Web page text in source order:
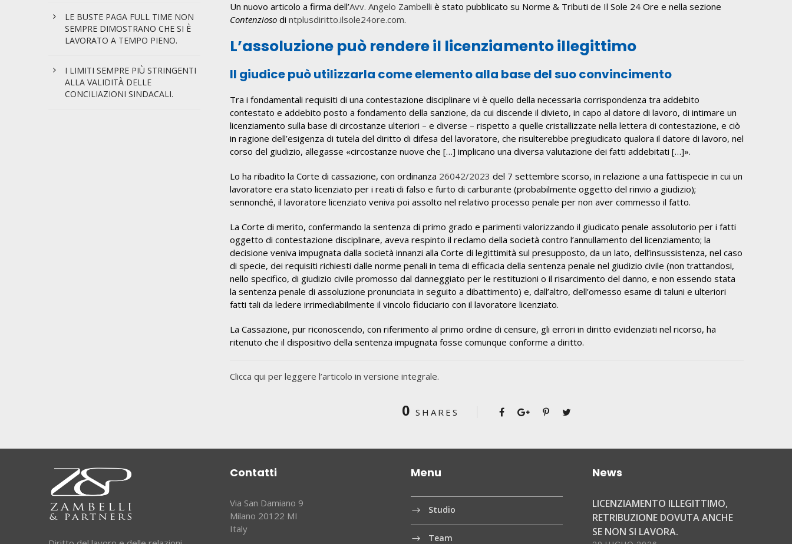
Un nuovo articolo a firma dell’Avv. Angelo Zambelli è stato pubblicato su Norme & Tributi de Il Sole 24 Ore e nella sezione
Contenziosodi ntplusdiritto.ilsole24ore.com.
L’assoluzione può rendere il licenziamento illegittimo
Il giudice può utilizzarla come elemento alla base del suo convincimento
Tra i fondamentali requisiti di una contestazione disciplinare vi è quello della necessaria corrispondenza tra addebito
contestato e addebito posto a fondamento della sanzione, da cui discende il divieto, in capo al datore di lavoro, di intimare un
licenziamento sulla base di circostanze ulteriori – e diverse – rispetto a quelle cristallizzate nella lettera di contestazione, e ciò
in ragione dell’esigenza di tutela del diritto di difesa del lavoratore, che risulterebbe pregiudicato qualora il datore di lavoro, nel
corso del giudizio, allegasse «circostanze nuove che […] implicano una diversa valutazione dei fatti addebitati […]».
Lo ha ribadito la Corte di cassazione, con ordinanza 26042/2023 del 7 settembre scorso, in relazione a una fattispecie in cui un
lavoratore era stato licenziato per i reati di falso e furto di carburante (probabilmente oggetto del rinvio a giudizio);
sennonché, il lavoratore licenziato veniva poi assolto nel relativo processo penale per non aver commesso il fatto.
La Corte di merito, confermando la sentenza di primo grado e parimenti valorizzando il giudicato penale assolutorio per i fatti
oggetto di contestazione disciplinare, aveva respinto il reclamo della società contro l’annullamento del licenziamento; la
decisione veniva impugnata dalla società innanzi alla Corte di legittimità sul presupposto, da un lato, dell’insussistenza, nel caso
di specie, dei requisiti richiesti dalle norme penali in tema di efficacia della sentenza penale nel giudizio civile (non trattandosi,
nello specifico, di giudizio civile promosso dal danneggiato per le restituzioni o il risarcimento del danno, e non essendo stata
la sentenza penale di assoluzione pronunciata in seguito a dibattimento) e, dall’altro, dell’omesso esame di taluni e ulteriori
fatti tali da ledere irrimediabilmente il vincolo fiduciario con il lavoratore licenziato.
La Cassazione, pur riconoscendo, con riferimento al primo ordine di censure, gli errori in diritto evidenziati nel ricorso, ha
ritenuto che il dispositivo della sentenza impugnata fosse comunque conforme a diritto.
Clicca qui per leggere l’articolo in versione integrale.
0 SHARES
LE BUSTE PAGA FULL TIME NON
SEMPRE DIMOSTRANO CHE SI È
LAVORATO A TEMPO PIENO.
I LIMITI SEMPRE PIÙ STRINGENTI
ALLA VALIDITÀ DELLE
CONCILIAZIONI SINDACALI.
Contatti
Via San Damiano 9
Milano 20122 MI
Italy
Menu
Studio
Team
News
LICENZIAMENTO ILLEGITTIMO,
RETRIBUZIONE DOVUTA ANCHE
SE NON SI LAVORA.